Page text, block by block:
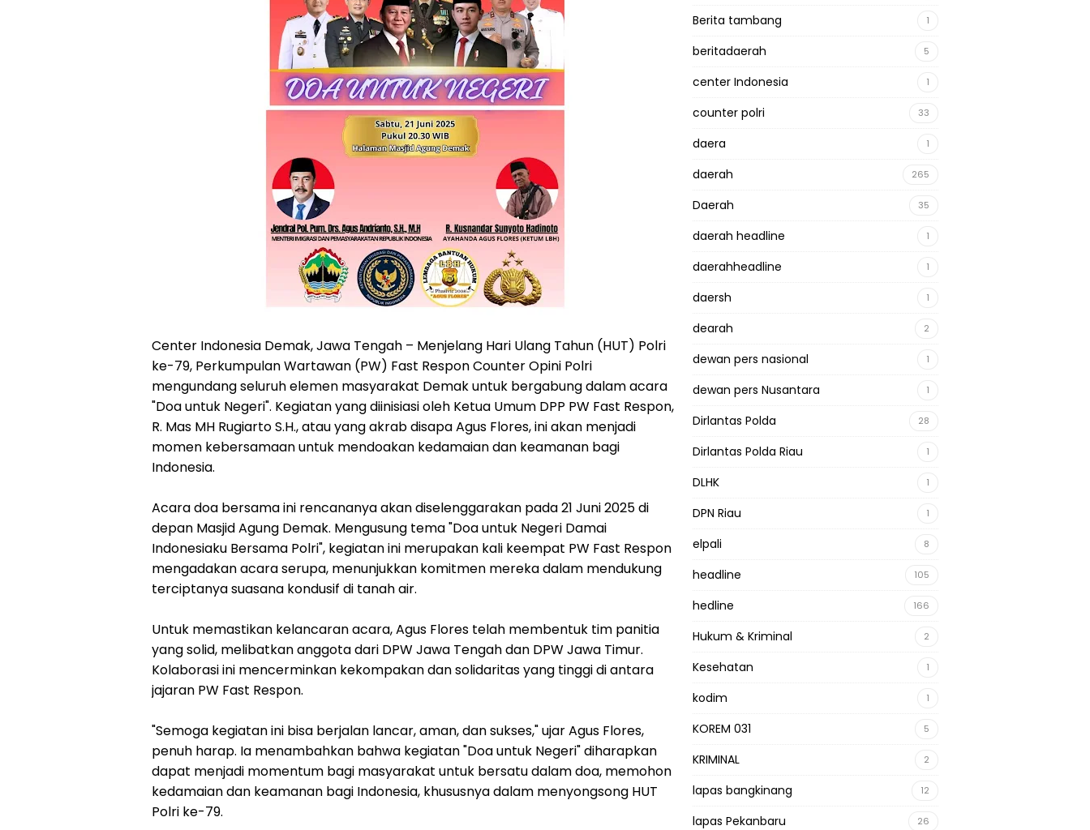
Center Indonesia Demak, Jawa Tengah – Menjelang Hari Ulang Tahun (HUT) Polri
ke-79, Perkumpulan Wartawan (PW) Fast Respon Counter Opini Polri
mengundang seluruh elemen masyarakat Demak untuk bergabung dalam acara
"Doa untuk Negeri". Kegiatan yang diinisiasi oleh Ketua Umum DPP PW Fast Respon,
R. Mas MH Rugiarto S.H., atau yang akrab disapa Agus Flores, ini akan menjadi
momen kebersamaan untuk mendoakan kedamaian dan keamanan bagi
Indonesia.
Acara doa bersama ini rencananya akan diselenggarakan pada 21 Juni 2025 di
depan Masjid Agung Demak. Mengusung tema "Doa untuk Negeri Damai
Indonesiaku Bersama Polri", kegiatan ini merupakan kali keempat PW Fast Respon
mengadakan acara serupa, menunjukkan komitmen mereka dalam mendukung
terciptanya suasana kondusif di tanah air.
Untuk memastikan kelancaran acara, Agus Flores telah membentuk tim panitia
yang solid, melibatkan anggota dari DPW Jawa Tengah dan DPW Jawa Timur.
Kolaborasi ini mencerminkan kekompakan dan solidaritas yang tinggi di antara
jajaran PW Fast Respon.
"Semoga kegiatan ini bisa berjalan lancar, aman, dan sukses," ujar Agus Flores,
penuh harap. Ia menambahkan bahwa kegiatan "Doa untuk Negeri" diharapkan
dapat menjadi momentum bagi masyarakat untuk bersatu dalam doa, memohon
kedamaian dan keamanan bagi Indonesia, khususnya dalam menyongsong HUT
Polri ke-79.
Berita tambang 1
beritadaerah 5
center Indonesia 1
counter polri 33
daera 1
daerah 265
Daerah 35
daerah headline 1
daerahheadline 1
daersh 1
dearah 2
dewan pers nasional 1
dewan pers Nusantara 1
Dirlantas Polda 28
Dirlantas Polda Riau 1
DLHK 1
DPN Riau 1
elpali 8
headline 105
hedline 166
Hukum & Kriminal 2
Kesehatan 1
kodim 1
KOREM 031 5
KRIMINAL 2
lapas bangkinang 12
lapas Pekanbaru 26